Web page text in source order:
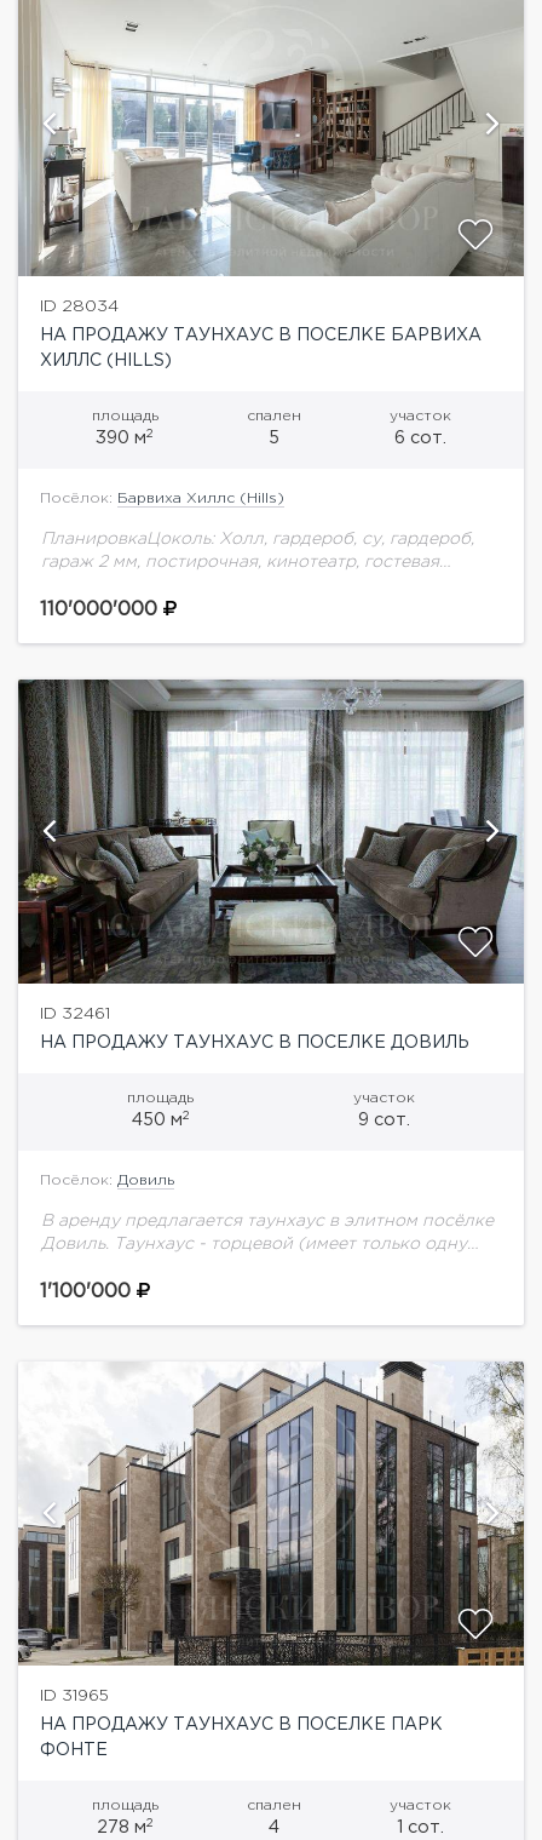
ID 28034
НА ПРОДАЖУ ТАУНХАУС В ПОСЕЛКЕ БАРВИХА
ХИЛЛС (HILLS)
площадь
390 м2
спален
5
участок
6 сот.
Посёлок: Барвиха Хиллс (Hills)
ПланировкаЦоколь: Холл, гардероб, су, гардероб,
гараж 2 мм, постирочная, кинотеатр, гостевая
Кухня-столовая, су, гостиная с камином, кабинет.2
110'000'000
ID 32461
НА ПРОДАЖУ ТАУНХАУС В ПОСЕЛКЕ ДОВИЛЬ
площадь
450 м2
участок
9 сот.
Посёлок: Довиль
В аренду предлагается таунхаус в элитном посёлке
Довиль. Таунхаус - торцевой (имеет только одну
декоративными и плодовыми растениями. Зона
1'100'000
ID 31965
НА ПРОДАЖУ ТАУНХАУС В ПОСЕЛКЕ ПАРК
ФОНТЕ
площадь
278 м2
спален
4
участок
1 сот.